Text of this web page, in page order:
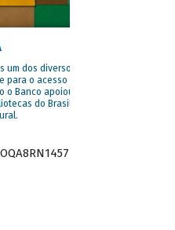
um dos diversos
para o acesso à
o Banco apoiou
do Brasil e